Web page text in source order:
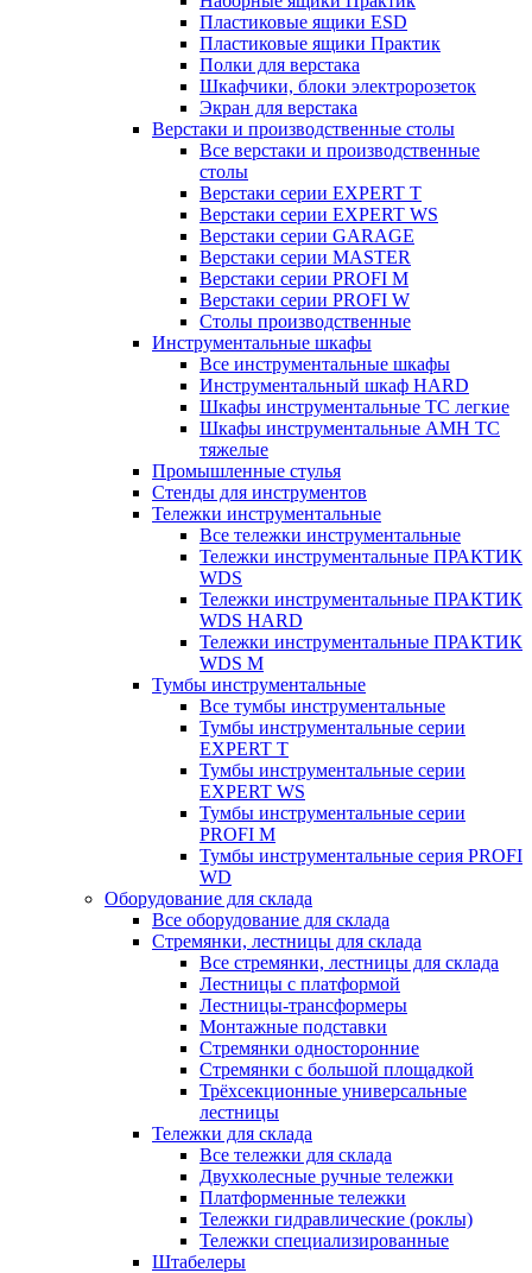
Пластиковые ящики ESD
Пластиковые ящики Практик
Полки для верстака
Шкафчики, блоки электророзеток
Экран для верстака
Верстаки и производственные столы
Все верстаки и производственные
столы
Верстаки серии EXPERT T
Верстаки серии EXPERT WS
Верстаки серии GARAGE
Верстаки серии MASTER
Верстаки серии PROFI M
Верстаки серии PROFI W
Столы производственные
Инструментальные шкафы
Все инструментальные шкафы
Инструментальный шкаф HARD
Шкафы инструментальные ТС легкие
Шкафы инструментальные AMH TC
тяжелые
Промышленные стулья
Стенды для инструментов
Тележки инструментальные
Все тележки инструментальные
Тележки инструментальные ПРАКТИК
WDS
Тележки инструментальные ПРАКТИК
WDS HARD
Тележки инструментальные ПРАКТИК
WDS M
Тумбы инструментальные
Все тумбы инструментальные
Тумбы инструментальные серии
EXPERT T
Тумбы инструментальные серии
EXPERT WS
Тумбы инструментальные серии
PROFI M
Тумбы инструментальные серия PROFI
WD
Оборудование для склада
Все оборудование для склада
Стремянки, лестницы для склада
Все стремянки, лестницы для склада
Лестницы с платформой
Лестницы-трансформеры
Монтажные подставки
Стремянки односторонние
Стремянки с большой площадкой
Трёхсекционные универсальные
лестницы
Тележки для склада
Все тележки для склада
Двухколесные ручные тележки
Платформенные тележки
Тележки гидравлические (роклы)
Тележки специализированные
Штабелеры